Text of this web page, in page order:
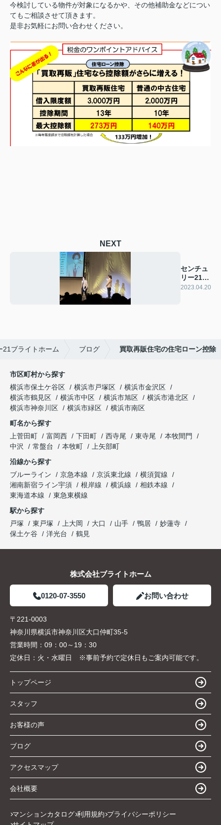
今検討している物件が対象になるかや、その他補助金などについ
てもご相談させて頂きます。
是非お気軽にお問い合わせください。
NEXT
センチュ
リー21表
彰式2023
2023.04.20
ブライトホーム ブログ 買取再販住宅の住宅ローン控除
市区町村から探す
横浜市保土ケ谷区
横浜市戸塚区
横浜市金沢区
横浜市鶴見区
横浜市中区 横浜市旭区
横浜市港北区
横浜市神奈川区
横浜市緑区
横浜市南区
町名から探す
上菅田町
富岡西 下田町 西寺尾 東寺尾
本牧間門
中沢
常盤台 本牧町
上矢部町
沿線から探す
ブルーライン
京急本線 京浜東北線
横須賀線
湘南新宿ライン宇須
根岸線 横浜線
相鉄本線
東海道本線
東急東横線
駅から探す
戸塚
東戸塚 上大岡 大口 山手 鴨居
妙蓮寺
保土ケ谷
洋光台 鶴見
株式会社ブライトホーム
0120-07-3550 お問い合わせ
〒221-0003
神奈川県横浜市神奈川区大口仲町35-5
営業時間： 09：00～19：30
定休日： 火・水曜日 ※事前予約で定休日もご案内可能です。
トップページ
スタッフ
お客様の声
ブログ
アクセスマップ
会社概要
マンションカタログ 利用規約 プライバシーポリシー